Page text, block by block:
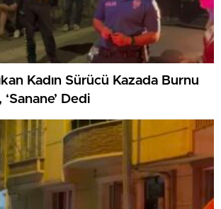
Kadın Sürücü Kazada Burnu
‘Sanane’ Dedi